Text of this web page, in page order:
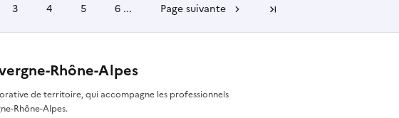
3 4 5 6 ... Page suivante Dernière page
Rhône-Alpes
de territoire, qui accompagne les professionnels
Rhône-Alpes.